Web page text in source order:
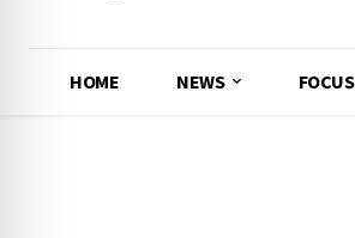
HOME NEWS FOCUS